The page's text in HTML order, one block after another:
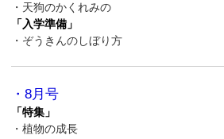
・天狗のかくれみの
「入学準備」
・ぞうきんのしぼり方
・8月号
「特集」
・植物の成長